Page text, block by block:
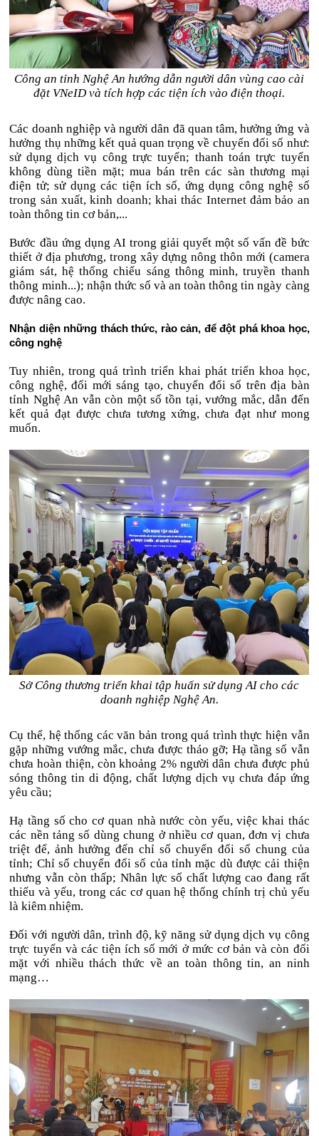
Công an tỉnh Nghệ An hướng dẫn người dân vùng cao cài
đặt VNeID và tích hợp các tiện ích vào điện thoại.
Các doanh nghiệp và người dân đã quan tâm, hưởng ứng và
hưởng thụ những kết quả quan trọng về chuyển đổi số như:
sử dụng dịch vụ công trực tuyến; thanh toán trực tuyến
không dùng tiền mặt; mua bán trên các sàn thương mại
điện tử; sử dụng các tiện ích số, ứng dụng công nghệ số
trong sản xuất, kinh doanh; khai thác Internet đảm bảo an
toàn thông tin cơ bản,...
Bước đầu ứng dụng AI trong giải quyết một số vấn đề bức
thiết ở địa phương, trong xây dựng nông thôn mới (camera
giám sát, hệ thống chiếu sáng thông minh, truyền thanh
thông minh...); nhận thức số và an toàn thông tin ngày càng
được nâng cao.
Nhận diện những thách thức, rào cản, để đột phá khoa học,
công nghệ
Tuy nhiên, trong quá trình triển khai phát triển khoa học,
công nghệ, đổi mới sáng tạo, chuyển đổi số trên địa bàn
tỉnh Nghệ An vẫn còn một số tồn tại, vướng mắc, dẫn đến
kết quả đạt được chưa tương xứng, chưa đạt như mong
muốn.
Sở Công thương triển khai tập huấn sử dụng AI cho các
doanh nghiệp Nghệ An.
Cụ thể, hệ thống các văn bản trong quá trình thực hiện vẫn
gặp những vướng mắc, chưa được tháo gỡ; Hạ tầng số vẫn
chưa hoàn thiện, còn khoảng 2% người dân chưa được phủ
sóng thông tin di động, chất lượng dịch vụ chưa đáp ứng
yêu cầu;
Hạ tầng số cho cơ quan nhà nước còn yếu, việc khai thác
các nền tảng số dùng chung ở nhiều cơ quan, đơn vị chưa
triệt để, ảnh hưởng đến chỉ số chuyển đổi số chung của
tỉnh; Chỉ số chuyển đổi số của tỉnh mặc dù được cải thiện
nhưng vẫn còn thấp; Nhân lực số chất lượng cao đang rất
thiếu và yếu, trong các cơ quan hệ thống chính trị chủ yếu
là kiêm nhiệm.
Đối với người dân, trình độ, kỹ năng sử dụng dịch vụ công
trực tuyến và các tiện ích số mới ở mức cơ bản và còn đối
mặt với nhiều thách thức về an toàn thông tin, an ninh
mạng…